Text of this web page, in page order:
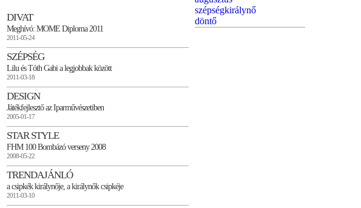
DIVAT
Meghívó: MOME Diploma 2011
2011-05-24
SZÉPSÉG
Lilu és Tóth Gabi a legjobbak között
2011-03-18
DESIGN
Játékfejlesztő az Iparművészetiben
2005-01-17
STAR STYLE
FHM 100 Bombázó verseny 2008
2008-05-22
TRENDAJÁNLÓ
a csipkék királynője, a királynők csipkéje
2011-03-10
szépségkirálynő
döntő